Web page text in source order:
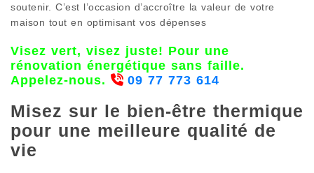
soutenir. C’est l’occasion d’accroître la valeur de votre
maison tout en optimisant vos dépenses
Visez vert, visez juste! Pour une
rénovation énergétique sans faille.
Appelez-nous.
09 77 773 614
Misez sur le bien-être thermique
pour une meilleure qualité de
vie